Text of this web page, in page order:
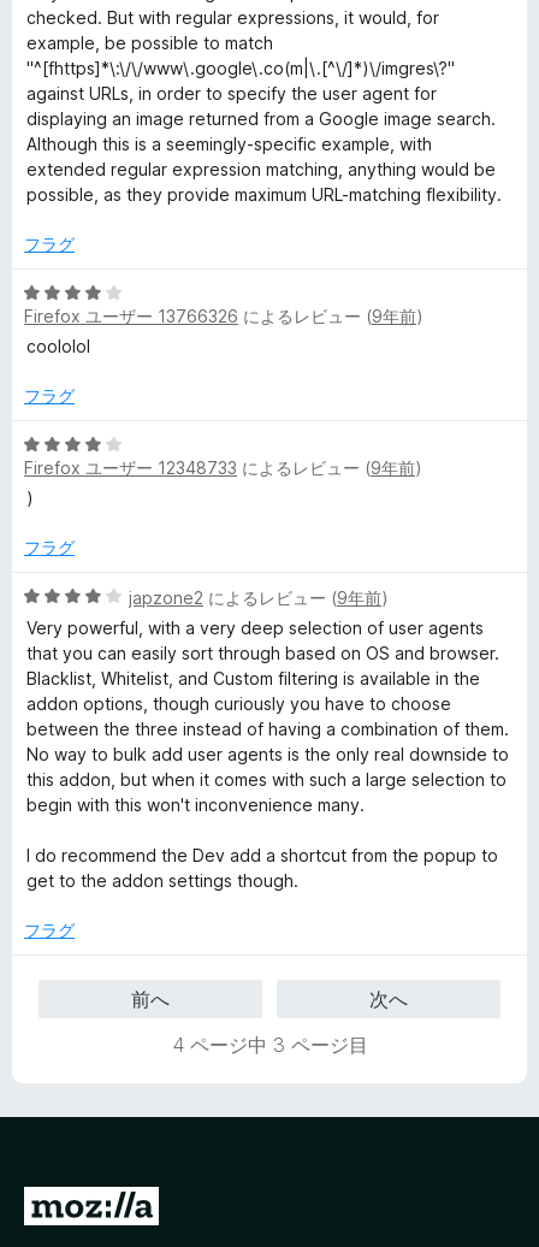
の
評
価
checked. But with regular expressions, it would, for
example, be possible to match
"^[fhttps]*\:\/\/www\.google\.co(m|\.[^\/]*)\/imgres\?"
against URLs, in order to specify the user agent for
displaying an image returned from a Google image search.
Although this is a seemingly-specific example, with
extended regular expression matching, anything would be
possible, as they provide maximum URL-matching flexibility.
フラグ
5
段
階
4
評
価
Firefox ユーザー 13766326 によるレビュー (9年前)
coololol
フラグ
5
段
階
4
評
価
Firefox ユーザー 12348733 によるレビュー (9年前)
)
フラグ
5
段
階
中
4
の
評
価
japzone2 によるレビュー (9年前)
Very powerful, with a very deep selection of user agents
that you can easily sort through based on OS and browser.
Blacklist, Whitelist, and Custom filtering is available in the
addon options, though curiously you have to choose
between the three instead of having a combination of them.
No way to bulk add user agents is the only real downside to
this addon, but when it comes with such a large selection to
begin with this won't inconvenience many.
I do recommend the Dev add a shortcut from the popup to
get to the addon settings though.
フラグ
前へ
次へ
4 ページ中 3 ページ目
M